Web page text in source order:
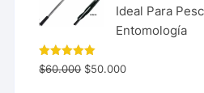
Ideal Para
Entomología
Valorado
con 5.00
$60.000 $50.000